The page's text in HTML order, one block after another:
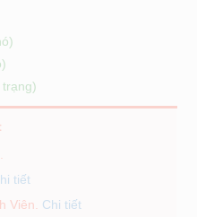
tiết
Viên. Chi tiết